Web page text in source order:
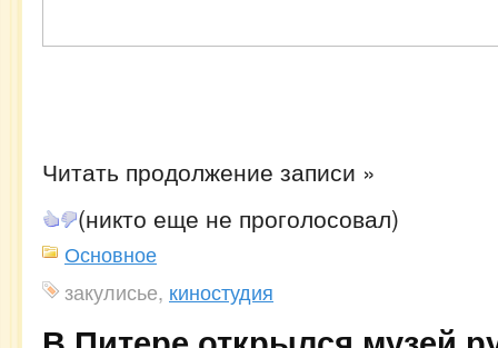
Читать продолжение записи »
(никто еще не проголосовал)
Основное
закулисье, киностудия